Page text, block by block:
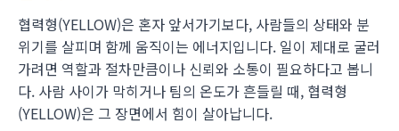
협력형(YELLOW)은 혼자 앞서가기보다, 사람들의 상태와 분
위기를 살피며 함께 움직이는 에너지입니다. 일이 제대로 굴러
가려면 역할과 절차만큼이나 신뢰와 소통이 필요하다고 봅니
다. 사람 사이가 막히거나 팀의 온도가 흔들릴 때, 협력형
(YELLOW)은 그 장면에서 힘이 살아납니다.